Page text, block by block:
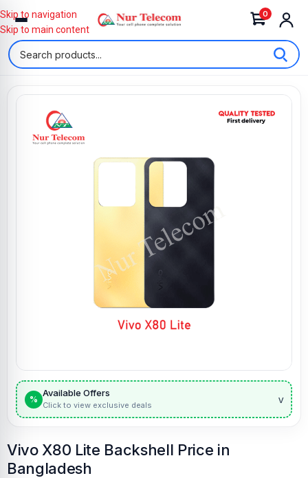
0
Skip to navigation
Skip to main content
%
Available Offers
Click to view exclusive deals v
Vivo X80 Lite Backshell Price in
Bangladesh